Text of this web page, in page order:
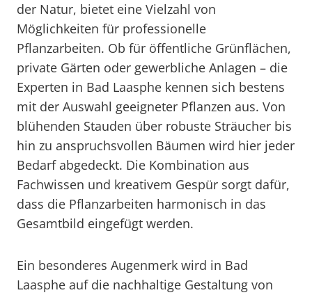
der Natur, bietet eine Vielzahl von
Möglichkeiten für professionelle
Pflanzarbeiten. Ob für öffentliche Grünflächen,
private Gärten oder gewerbliche Anlagen – die
Experten in Bad Laasphe kennen sich bestens
mit der Auswahl geeigneter Pflanzen aus. Von
blühenden Stauden über robuste Sträucher bis
hin zu anspruchsvollen Bäumen wird hier jeder
Bedarf abgedeckt. Die Kombination aus
Fachwissen und kreativem Gespür sorgt dafür,
dass die Pflanzarbeiten harmonisch in das
Gesamtbild eingefügt werden.
Ein besonderes Augenmerk wird in Bad
Laasphe auf die nachhaltige Gestaltung von